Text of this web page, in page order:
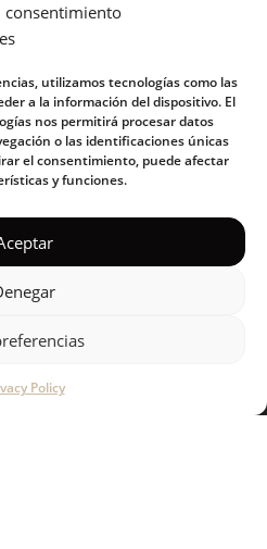
consentimiento
utilizamos tecnologías como las
a la información del dispositivo. El
nos permitirá procesar datos
o las identificaciones únicas
el consentimiento, puede afectar
y funciones.
Policy